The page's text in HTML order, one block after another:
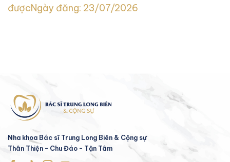
đượcNgày đăng: 23/07/2026
Nha khoa Bác sĩ Trung Long Biên & Cộng sự
Thân Thiện - Chu Đáo - Tận Tâm